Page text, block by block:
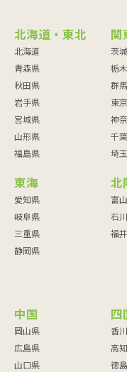
北海道・東北
北海道
青森県
秋田県
岩手県
宮城県
山形県
福島県
関
茨
栃
群
東
神
千
埼
東海
愛知県
岐阜県
三重県
静岡県
北
富
石
福
中国
岡山県
広島県
山口県
四
香
高
徳